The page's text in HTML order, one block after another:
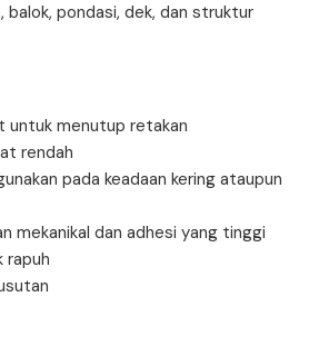
pondasi, dek, dan struktur
untuk menutup retakan
rendah
pada keadaan kering ataupun
mekanikal dan adhesi yang tinggi
rapuh